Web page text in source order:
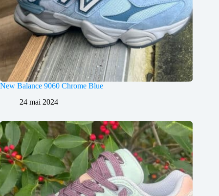
New Balance 9060 Chrome Blue
24 mai 2024